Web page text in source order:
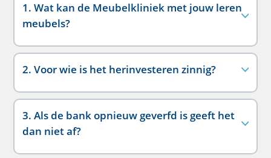
1. Wat kan de Meubelkliniek met jouw leren
meubels?
2. Voor wie is het herinvesteren zinnig?
3. Als de bank opnieuw geverfd is geeft het
dan niet af?